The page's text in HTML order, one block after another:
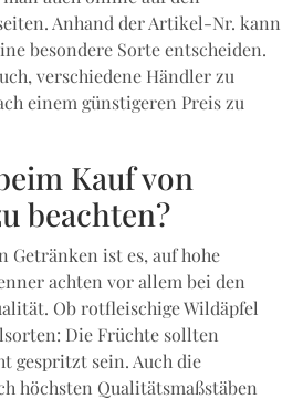
Anhand der Artikel-Nr. kann
besondere Sorte entscheiden.
verschiedene Händler zu
einem günstigeren Preis zu
Kauf von
beachten?
Getränken ist es, auf hohe
achten vor allem bei den
Ob rotfleischige Wildäpfel
Die Früchte sollten
gespritzt sein. Auch die
höchsten Qualitätsmaßstäben